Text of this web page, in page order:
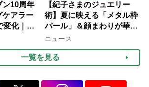
ン10周年
ケアラー
変化｜流
ト、法
【紀子さまのジュエリー
術】夏に映える「メタル枠
パール」＆顔まわりが華や
ぐ「揺れる一粒」の使い分
ニュース
一覧を見る